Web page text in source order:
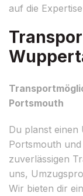
auf die
Portsmouth
Du planst
Portsmouth
zuverlässigen
uns,
Wir bieten dir